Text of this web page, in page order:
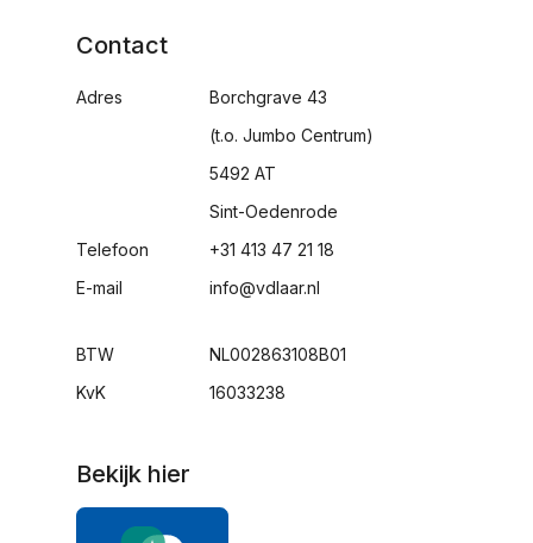
Contact
Adres
Telefoon
E-mail
BTW
KvK
Borchgrave 43
(t.o. Jumbo Centrum)
5492 AT
Sint-Oedenrode
+31 413 47 21 18
info@vdlaar.nl
NL002863108B01
16033238
Bekijk hier